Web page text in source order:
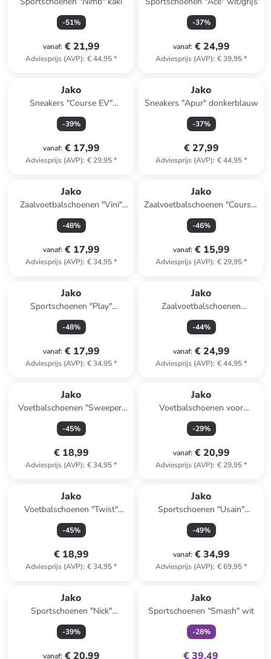
-51%
vanaf: € 21,99
Adviesprijs (AVP): € 44,95*
-37%
vanaf: € 24,99
Adviesprijs (AVP): € 39,95*
Jako
Sneakers "Course EV"
zilverkleurig/goudkleurig
-39%
vanaf: € 17,99
Adviesprijs (AVP): € 29,95*
Jako
Sneakers "Apur" donkerblauw
-37%
€ 27,99
Adviesprijs (AVP): € 44,95*
Jako
Zaalvoetbalschoenen "Vini"
geel
-48%
vanaf: € 17,99
Adviesprijs (AVP): € 34,95*
Jako
Zaalvoetbalschoenen "Course"
groen/zwart
-46%
vanaf: € 15,99
Adviesprijs (AVP): € 29,95*
Jako
Sportschoenen "Play"
lichtroze
-48%
vanaf: € 17,99
Adviesprijs (AVP): € 34,95*
Jako
Zaalvoetbalschoenen
"Stepover" zwart
-44%
vanaf: € 24,99
Adviesprijs (AVP): € 44,95*
Jako
Voetbalschoenen "Sweeper"
wit/geel
-45%
€ 18,99
Adviesprijs (AVP): € 34,95*
Jako
Voetbalschoenen voor
hardcourt "Signature" zwart
-29%
vanaf: € 20,99
Adviesprijs (AVP): € 29,95*
Jako
Voetbalschoenen "Twist"
blauw
-45%
€ 18,99
Adviesprijs (AVP): € 34,95*
Jako
Sportschoenen "Usain"
lichtblauw/lichtroze
-49%
vanaf: € 34,99
Adviesprijs (AVP): € 69,95*
Jako
Sportschoenen "Nick"
wit/lichtblauw
-39%
vanaf: € 20,99
Jako
Sportschoenen "Smash" wit
-28%
€ 39,49